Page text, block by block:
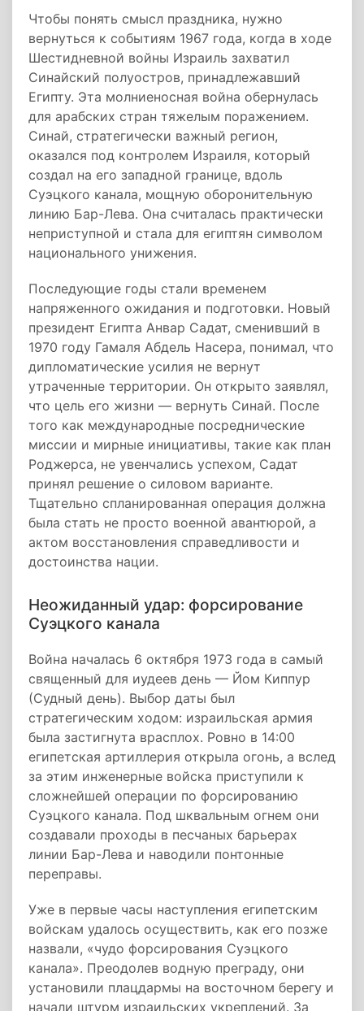
Чтобы понять смысл праздника, нужно
вернуться к событиям 1967 года, когда в ходе
Шестидневной войны Израиль захватил
Синайский полуостров, принадлежавший
Египту. Эта молниеносная война обернулась
для арабских стран тяжелым поражением.
Синай, стратегически важный регион,
оказался под контролем Израиля, который
создал на его западной границе, вдоль
Суэцкого канала, мощную оборонительную
линию Бар-Лева. Она считалась практически
неприступной и стала для египтян символом
национального унижения.
Последующие годы стали временем
напряженного ожидания и подготовки. Новый
президент Египта Анвар Садат, сменивший в
1970 году Гамаля Абдель Насера, понимал, что
дипломатические усилия не вернут
утраченные территории. Он открыто заявлял,
что цель его жизни — вернуть Синай. После
того как международные посреднические
миссии и мирные инициативы, такие как план
Роджерса, не увенчались успехом, Садат
принял решение о силовом варианте.
Тщательно спланированная операция должна
была стать не просто военной авантюрой, а
актом восстановления справедливости и
достоинства нации.
Неожиданный удар: форсирование
Суэцкого канала
Война началась 6 октября 1973 года в самый
священный для иудеев день — Йом Киппур
(Судный день). Выбор даты был
стратегическим ходом: израильская армия
была застигнута врасплох. Ровно в 14:00
египетская артиллерия открыла огонь, а вслед
за этим инженерные войска приступили к
сложнейшей операции по форсированию
Суэцкого канала. Под шквальным огнем они
создавали проходы в песчаных барьерах
линии Бар-Лева и наводили понтонные
переправы.
Уже в первые часы наступления египетским
войскам удалось осуществить, как его позже
назвали, «чудо форсирования Суэцкого
канала». Преодолев водную преграду, они
установили плацдармы на восточном берегу и
начали штурм израильских укреплений. За